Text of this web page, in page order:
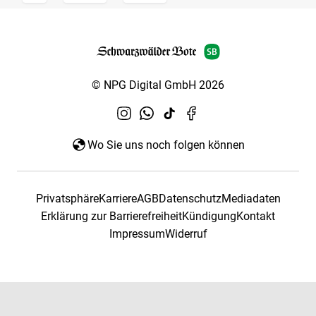
© NPG Digital GmbH 2026
Wo Sie uns noch folgen können
PrivatsphäreKarriereAGBDatenschutzMediadaten
Erklärung zur BarrierefreiheitKündigungKontakt
ImpressumWiderruf